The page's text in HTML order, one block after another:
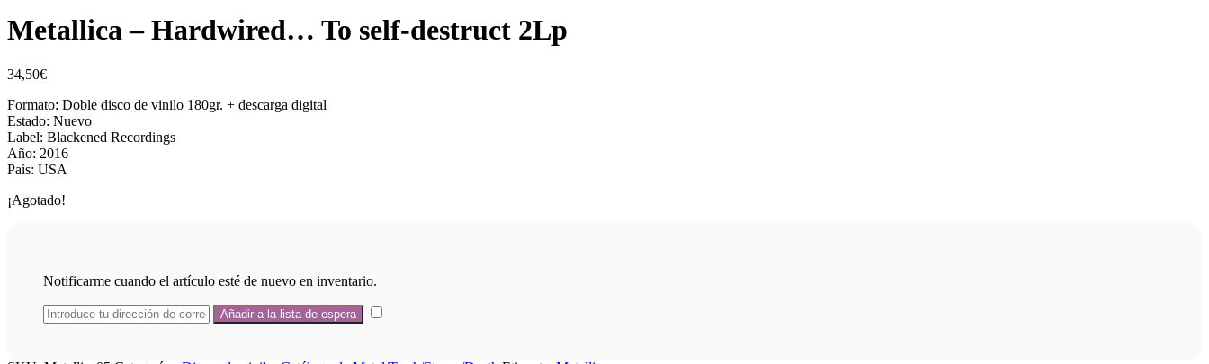
Metallica – Hardwired… To self-destruct 2Lp
34,50€
Formato: Doble disco de vinilo 180gr. + descarga digital
Estado: Nuevo
Label: Blackened Recordings
Año: 2016
País: USA
¡Agotado!
Notificarme cuando el artículo esté de nuevo en inventario.